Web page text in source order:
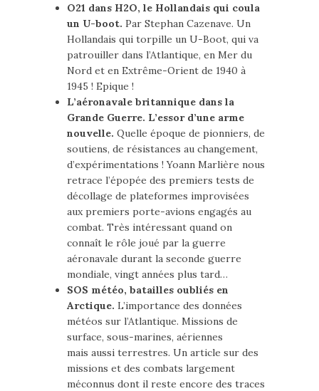
O21 dans H2O, le Hollandais qui coula
un U-boot. Par Stephan Cazenave. Un
Hollandais qui torpille un U-Boot, qui va
patrouiller dans l’Atlantique, en Mer du
Nord et en Extrême-Orient de 1940 à
1945 ! Epique !
L’aéronavale britannique dans la
Grande Guerre. L’essor d’une arme
nouvelle. Quelle époque de pionniers, de
soutiens, de résistances au changement,
d’expérimentations ! Yoann Marlière nous
retrace l’épopée des premiers tests de
décollage de plateformes improvisées
aux premiers porte-avions engagés au
combat. Très intéressant quand on
connaît le rôle joué par la guerre
aéronavale durant la seconde guerre
mondiale, vingt années plus tard…
SOS météo, batailles oubliés en
Arctique. L’importance des données
météos sur l’Atlantique. Missions de
surface, sous-marines, aériennes
mais aussi terrestres. Un article sur des
missions et des combats largement
méconnus dont il reste encore des traces